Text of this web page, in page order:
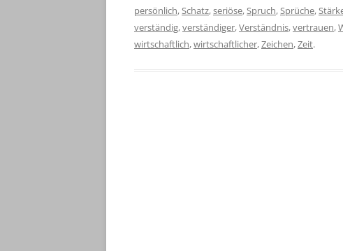
persönlich,Schatz,seriöse,Spruch,Sprüche,
verständig,verständiger,Verständnis,vertrauen,
wirtschaftlich,wirtschaftlicher,Zeichen,Zeit.